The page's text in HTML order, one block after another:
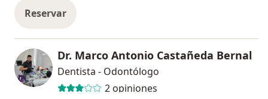
Reservar
Dr. Marco Antonio Castañeda Bernal
Dentista - Odontólogo
2 opiniones